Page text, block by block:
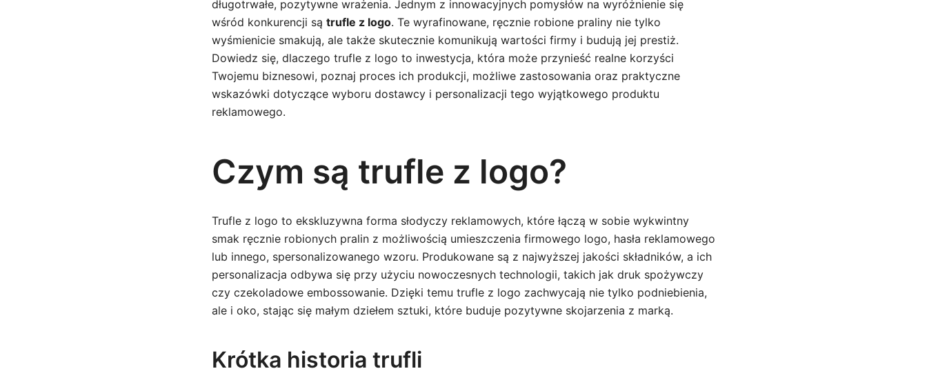
długotrwałe, pozytywne wrażenia. Jednym z innowacyjnych pomysłów na wyróżnienie się
wśród konkurencji są trufle z logo. Te wyrafinowane, ręcznie robione praliny nie tylko
wyśmienicie smakują, ale także skutecznie komunikują wartości firmy i budują jej prestiż.
Dowiedz się, dlaczego trufle z logo to inwestycja, która może przynieść realne korzyści
Twojemu biznesowi, poznaj proces ich produkcji, możliwe zastosowania oraz praktyczne
wskazówki dotyczące wyboru dostawcy i personalizacji tego wyjątkowego produktu
reklamowego.
Czym są trufle z logo?
Trufle z logo to ekskluzywna forma słodyczy reklamowych, które łączą w sobie wykwintny
smak ręcznie robionych pralin z możliwością umieszczenia firmowego logo, hasła reklamowego
lub innego, spersonalizowanego wzoru. Produkowane są z najwyższej jakości składników, a ich
personalizacja odbywa się przy użyciu nowoczesnych technologii, takich jak druk spożywczy
czy czekoladowe embossowanie. Dzięki temu trufle z logo zachwycają nie tylko podniebienia,
ale i oko, stając się małym dziełem sztuki, które buduje pozytywne skojarzenia z marką.
Krótka historia trufli